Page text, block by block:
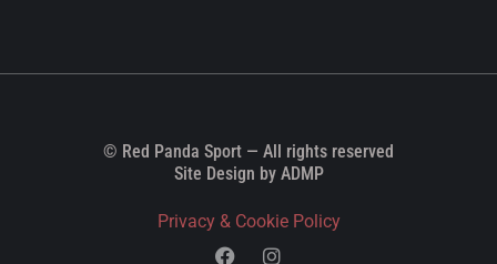
© Red Panda Sport — All rights reserved
Site Design by ADMP
Privacy & Cookie Policy